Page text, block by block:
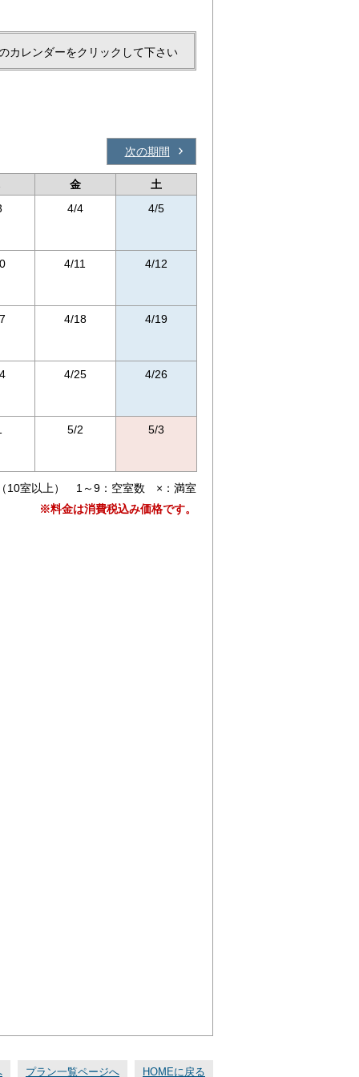
カレンダーをクリックして下さい
次の期間
金
土
4/4 4/5
4/11 4/12
4/18 4/19
4/25 4/26
5/2 5/3
10室以上） 1～9：空室数 ×：満室
※料金は消費税込み価格です。
プラン一覧ページへ HOMEに戻る